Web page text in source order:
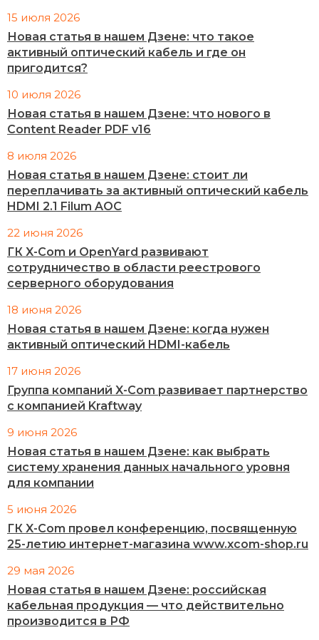
15 июля 2026
Новая статья в нашем Дзене: что такое
активный оптический кабель и где он
пригодится?
10 июля 2026
Новая статья в нашем Дзене: что нового в
Content Reader PDF v16
8 июля 2026
Новая статья в нашем Дзене: стоит ли
переплачивать за активный оптический кабель
HDMI 2.1 Filum AOC
22 июня 2026
ГК X-Com и OpenYard развивают
сотрудничество в области реестрового
серверного оборудования
18 июня 2026
Новая статья в нашем Дзене: когда нужен
активный оптический HDMI-кабель
17 июня 2026
Группа компаний X-Com развивает партнерство
с компанией Kraftway
9 июня 2026
Новая статья в нашем Дзене: как выбрать
систему хранения данных начального уровня
для компании
5 июня 2026
ГК X-Com провел конференцию, посвященную
25-летию интернет-магазина www.xcom-shop.ru
29 мая 2026
Новая статья в нашем Дзене: российская
кабельная продукция — что действительно
производится в РФ